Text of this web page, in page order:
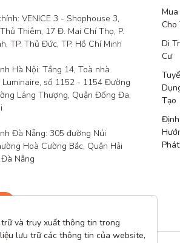
VENICE 3 - Shophouse 3,
Thiêm, 17 Đ. Mai Chí Thọ, P.
TP. Thủ Đức, TP. Hồ Chí Minh
Hà Nội: Tầng 14, Toà nhà
Luminaire, số 1152 - 1154 Đường
Láng Thượng, Quận Đống Đa,
Đà Nẵng: 305 đường Núi
Hoà Cường Bắc, Quận Hải
Đà Nẵng
Cho
Di
Cư
Tạo
Định
và truy xuất thông tin trong
lưu trữ các thông tin của website,